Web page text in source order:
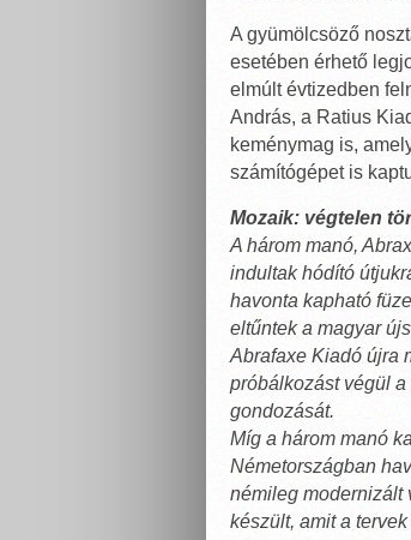
A gyümölcsöző
esetében érhető
elmúlt évtizedben
András, a Ratius
keménymag is,
számítógépet is
Mozaik: végtelen
A három manó,
indultak hódító
havonta kapható
eltűntek a magyar
Abrafaxe Kiadó újra
próbálkozást végül
gondozását.
Míg a három manó
Németországban
némileg modernizált
készült, amit a